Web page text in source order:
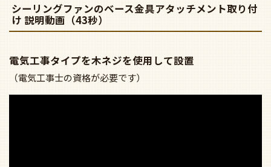
シーリングファンのベース金具アタッチメント取り付
け 説明動画（43秒）
電気工事タイプを木ネジを使用して設置
（電気工事士の資格が必要です）